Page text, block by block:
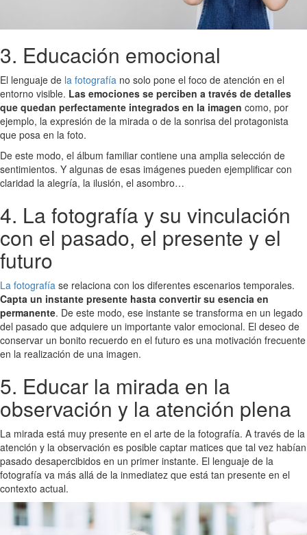
3. Educación emocional
El lenguaje de la fotografía no solo pone el foco de atención en el
entorno visible. Las emociones se perciben a través de detalles
que quedan perfectamente integrados en la imagen como, por
ejemplo, la expresión de la mirada o de la sonrisa del protagonista
que posa en la foto.
De este modo, el álbum familiar contiene una amplia selección de
sentimientos. Y algunas de esas imágenes pueden ejemplificar con
claridad la alegría, la ilusión, el asombro…
4. La fotografía y su vinculación
con el pasado, el presente y el
futuro
La fotografía se relaciona con los diferentes escenarios temporales.
Capta un instante presente hasta convertir su esencia en
permanente. De este modo, ese instante se transforma en un legado
del pasado que adquiere un importante valor emocional. El deseo de
conservar un bonito recuerdo en el futuro es una motivación frecuente
en la realización de una imagen.
5. Educar la mirada en la
observación y la atención plena
La mirada está muy presente en el arte de la fotografía. A través de la
atención y la observación es posible captar matices que tal vez habían
pasado desapercibidos en un primer instante. El lenguaje de la
fotografía va más allá de la inmediatez que está tan presente en el
contexto actual.